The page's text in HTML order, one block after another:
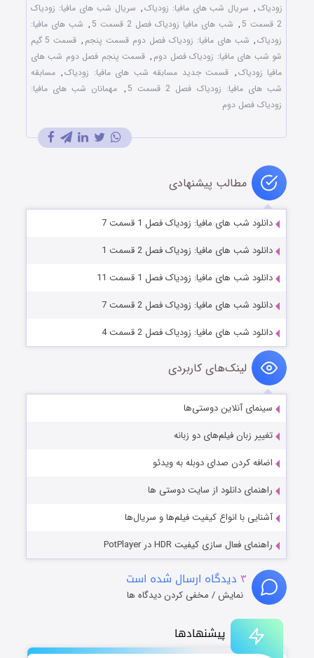
پیشنهادها
زودیاک , سریال شب های مافیا: زودیاک, سریال شب های مافیا: زودیاک
2 قسمت 5
, شب های مافیا زودیاک فصل 2 قسمت 5 , شب های مافیا:
زودیاک, شب های مافیا: زودیاک فصل دوم قسمت پنجم ,
قسمت 5 گیم
شو شب های مافیا: زودیاک فصل دوم , قسمت پنجم فصل دوم شب های
مافیا زودیاک, قسمت جدید مسابقه شب های مافیا: زودیاک, مسابقه
شب های مافیا: زودیاک فصل 2 قسمت 5
, مهمانان شب های مافیا:
زودیاک فصل دوم
مطالب پیشنهادی
دانلود شب های مافیا: زودیاک فصل 1 قسمت 7
دانلود شب های مافیا: زودیاک فصل 2 قسمت 1
دانلود شب های مافیا: زودیاک فصل 1 قسمت 11
دانلود شب های مافیا: زودیاک فصل 2 قسمت 7
دانلود شب های مافیا: زودیاک فصل 2 قسمت 4
لینک‌های کاربردی
سینمای آنلاین دوستی‌ها
تغییر زبان فیلم‌های دو زبانه
اضافه کردن صدای دوبله به ویدئو
راهنمای دانلود از سایت دوستی ها
آشنایی با انواع کیفیت فیلم‌ها و سریال‌ها
راهنمای فعال سازی کیفیت HDR در PotPlayer
۳ دیدگاه ارسال شده است
نمایش / مخفی کردن دیدگاه ها